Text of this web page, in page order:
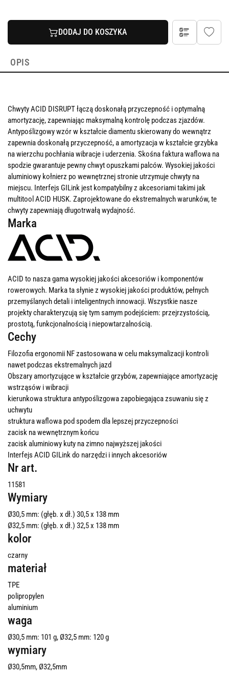
DODAJ DO KOSZYKA
OPIS
Chwyty ACID DISRUPT łączą doskonałą przyczepność i optymalną
amortyzację, zapewniając maksymalną kontrolę podczas zjazdów.
Antypoślizgowy wzór w kształcie diamentu skierowany do wewnątrz
zapewnia doskonałą przyczepność, a amortyzacja w kształcie grzybka
na wierzchu pochłania wibracje i uderzenia. Skośna faktura waflowa na
spodzie gwarantuje pewny chwyt opuszkami palców. Wysokiej jakości
aluminiowy kołnierz po wewnętrznej stronie utrzymuje chwyty na
miejscu. Interfejs GILink jest kompatybilny z akcesoriami takimi jak
multitool ACID HUSK. Zaprojektowane do ekstremalnych warunków, te
chwyty zapewniają długotrwałą wydajność.
Marka
ACID to nasza gama wysokiej jakości akcesoriów i komponentów
rowerowych. Marka ta słynie z wysokiej jakości produktów, pełnych
przemyślanych detali i inteligentnych innowacji. Wszystkie nasze
projekty charakteryzują się tym samym podejściem: przejrzystością,
prostotą, funkcjonalnością i niepowtarzalnością.
Cechy
Filozofia ergonomii NF zastosowana w celu maksymalizacji kontroli
nawet podczas ekstremalnych jazd
Obszary amortyzujące w kształcie grzybów, zapewniające amortyzację
wstrząsów i wibracji
kierunkowa struktura antypoślizgowa zapobiegająca zsuwaniu się z
uchwytu
struktura waflowa pod spodem dla lepszej przyczepności
zacisk na wewnętrznym końcu
zacisk aluminiowy kuty na zimno najwyższej jakości
Interfejs ACID GILink do narzędzi i innych akcesoriów
Nr art.
11581
Wymiary
Ø30,5 mm: (głęb. x dł.) 30,5 x 138 mm
Ø32,5 mm: (głęb. x dł.) 32,5 x 138 mm
kolor
czarny
materiał
TPE
polipropylen
aluminium
waga
Ø30,5 mm: 101 g, Ø32,5 mm: 120 g
wymiary
Ø30,5mm, Ø32,5mm